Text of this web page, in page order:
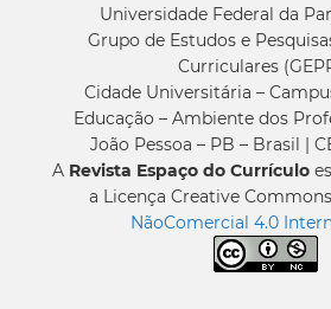
Universidade Federal da
Grupo de Estudos e
Curriculares
Cidade Universitária –
Educação – Ambiente dos
João Pessoa – PB – Brasil |
A Revista Espaço do Currículo
a Licença Creative
NãoComercial 4.0